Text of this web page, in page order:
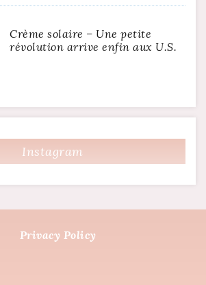
Crème solaire – Une petite
révolution arrive enfin aux U.S.
Instagram
Privacy Policy